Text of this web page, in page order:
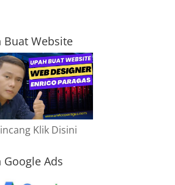
Buat Website
Klik Disini
Google Ads